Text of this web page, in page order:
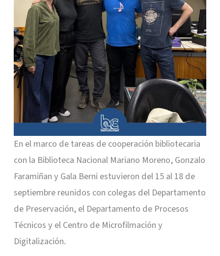
En el marco de tareas de cooperación bibliotecaria
con la Biblioteca Nacional Mariano Moreno, Gonzalo
Faramiñan y Gala Berni estuvieron del 15 al 18 de
septiembre reunidos con colegas del Departamento
de Preservación, el Departamento de Procesos
Técnicos y el Centro de Microfilmación y
Digitalización.